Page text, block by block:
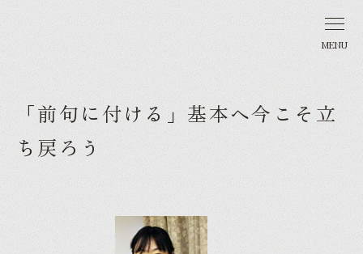
MENU
「前句に付ける」基本へ今こそ立
ち戻ろう